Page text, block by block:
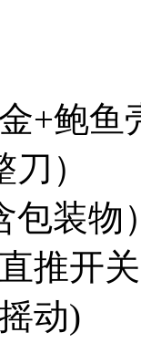
+鲍鱼
）
包装物
推开
动)